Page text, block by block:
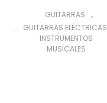
GUITARRAS ,
GUITARRAS ELÉCTRICAS
INSTRUMENTOS
MUSICALES